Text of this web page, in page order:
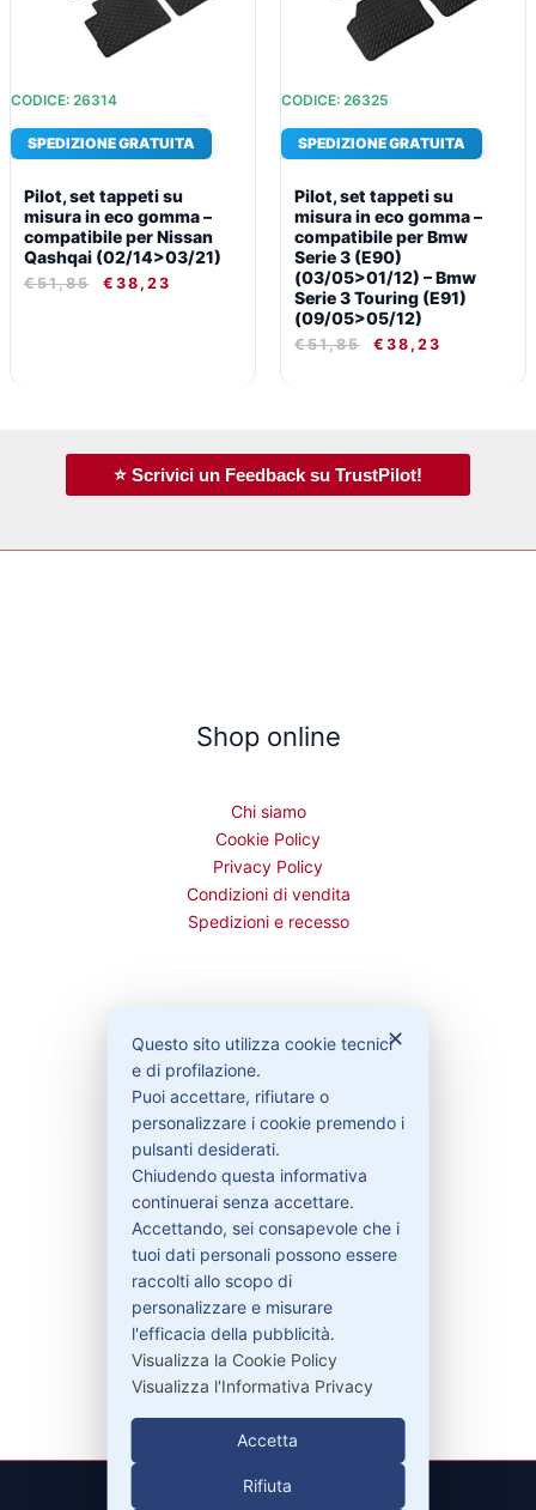
CODICE: 26314
SPEDIZIONE GRATUITA
Pilot, set tappeti su
misura in eco gomma –
compatibile per Nissan
Qashqai (02/14>03/21)
€51,85 € 38,23
CODICE: 26325
SPEDIZIONE GRATUITA
Pilot, set tappeti su
misura in eco gomma –
compatibile per Bmw
Serie 3 (E90)
(03/05>01/12) – Bmw
Serie 3 Touring (E91)
(09/05>05/12)
€51,85 € 38,23
⭐ Scrivici un Feedback su TrustPilot!
Shop online
Chi siamo
Cookie Policy
Privacy Policy
Condizioni di vendita
Spedizioni e recesso
Bisogno di aiuto?
Contattaci
Garanzie
Contatti
329-30.78.513
info@pitdriver.com
✕
Questo sito utilizza cookie tecnici
e di profilazione.
Puoi accettare, rifiutare o
personalizzare i cookie premendo i
pulsanti desiderati.
Chiudendo questa informativa
continuerai senza accettare.
Accettando, sei consapevole che i
tuoi dati personali possono essere
raccolti allo scopo di
personalizzare e misurare
l'efficacia della pubblicità.
Visualizza la Cookie Policy
Visualizza l'Informativa Privacy
Accetta
Rifiuta